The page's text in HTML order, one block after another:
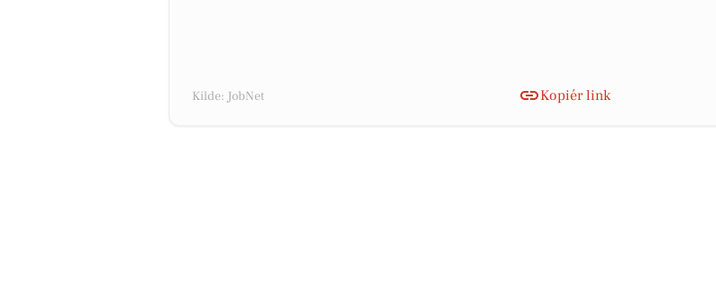
Kilde: JobNet Kopiér link